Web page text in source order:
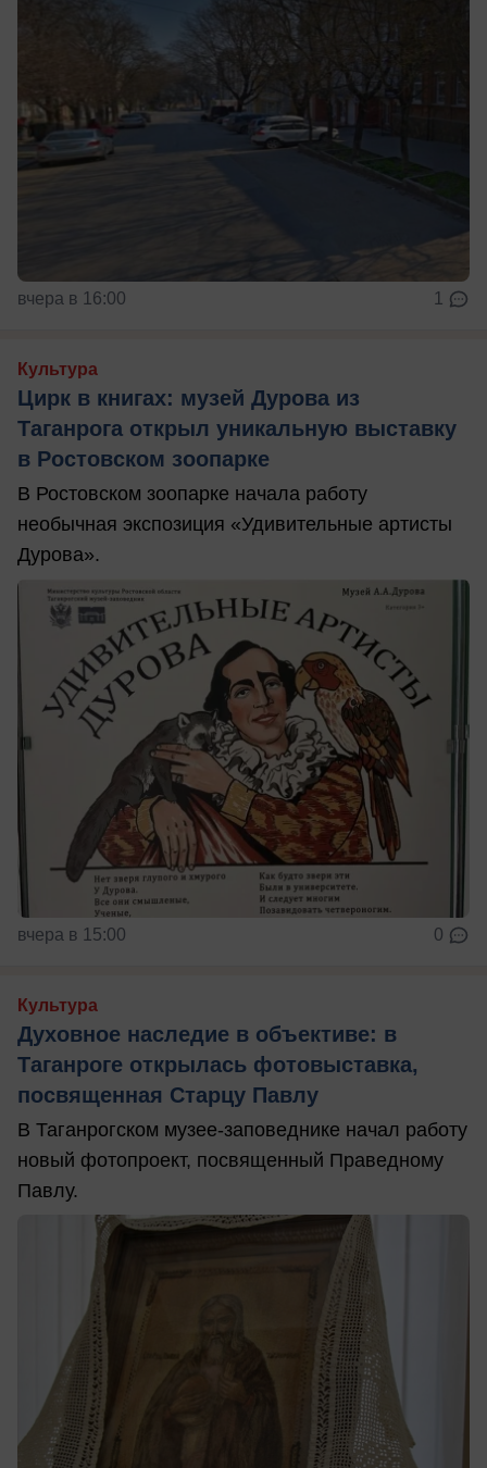
вчера в 16:00 1
Культура
Цирк в книгах: музей Дурова из
Таганрога открыл уникальную выставку
в Ростовском зоопарке
В Ростовском зоопарке начала работу
необычная экспозиция «Удивительные артисты
Дурова».
вчера в 15:00 0
Культура
Духовное наследие в объективе: в
Таганроге открылась фотовыставка,
посвященная Старцу Павлу
В Таганрогском музее-заповеднике начал работу
новый фотопроект, посвященный Праведному
Павлу.